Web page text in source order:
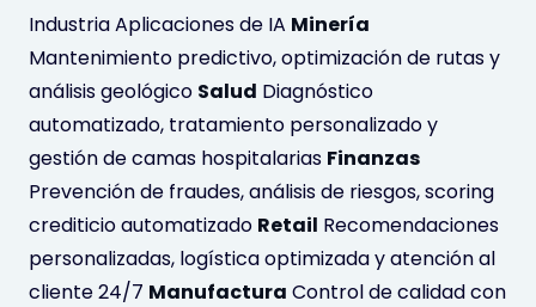
Industria Aplicaciones de IA Minería
Mantenimiento predictivo, optimización de rutas y
análisis geológico Salud Diagnóstico
automatizado, tratamiento personalizado y
gestión de camas hospitalarias Finanzas
Prevención de fraudes, análisis de riesgos, scoring
crediticio automatizado Retail Recomendaciones
personalizadas, logística optimizada y atención al
cliente 24/7 Manufactura Control de calidad con